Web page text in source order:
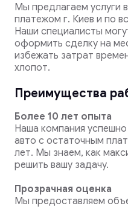
Мы предлагаем услуги
платежом г. Киев и по
Наши специалисты
оформить сделку на
избежать затрат
хлопот.
Преимущества
Более 10 лет опыта
Наша компания
авто с остаточным
лет. Мы знаем, как
решить вашу задачу.
Прозрачная оценка
Мы предоставляем